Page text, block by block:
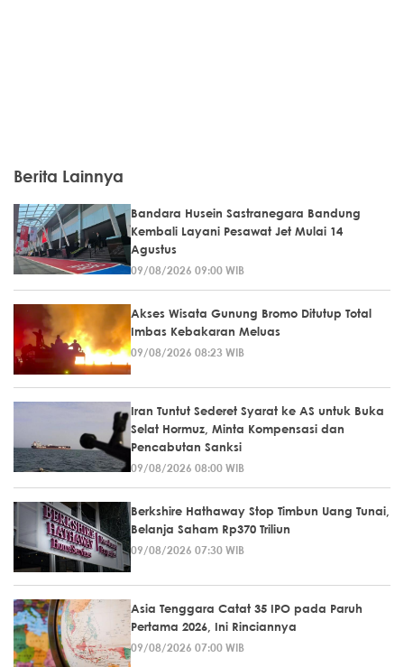
Berita Lainnya
Bandara Husein Sastranegara Bandung
Kembali Layani Pesawat Jet Mulai 14
Agustus
09/08/2026 09:00 WIB
Akses Wisata Gunung Bromo Ditutup Total
Imbas Kebakaran Meluas
09/08/2026 08:23 WIB
Iran Tuntut Sederet Syarat ke AS untuk Buka
Selat Hormuz, Minta Kompensasi dan
Pencabutan Sanksi
09/08/2026 08:00 WIB
Berkshire Hathaway Stop Timbun Uang Tunai,
Belanja Saham Rp370 Triliun
09/08/2026 07:30 WIB
Asia Tenggara Catat 35 IPO pada Paruh
Pertama 2026, Ini Rinciannya
09/08/2026 07:00 WIB